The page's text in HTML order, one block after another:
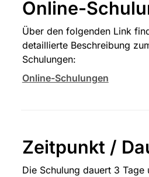
Online-
Über den folgenden Link
detaillierte Beschreibung
Schulungen:
Online-Schulungen
Zeitpunkt /
Die Schulung dauert 3